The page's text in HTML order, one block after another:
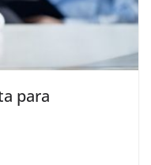
para